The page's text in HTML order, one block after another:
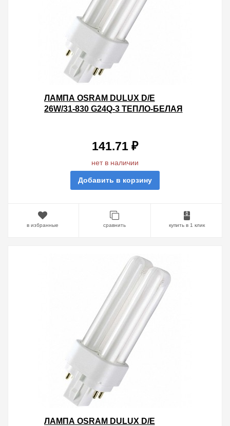
ЛАМПА OSRAM DULUX D/E
26W/31-830 G24Q-3 ТЕПЛО-БЕЛАЯ
141.71 ₽
нет в наличии
Добавить в корзину
в избранные сравнить купить в 1 клик
ЛАМПА OSRAM DULUX D/E